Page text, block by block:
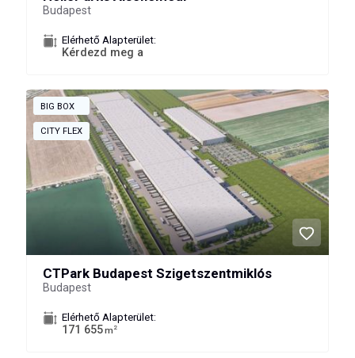
Budapest
Elérhető Alapterület:
Kérdezd meg a
BIG BOX
CITY FLEX
CTPark Budapest Szigetszentmiklós
Budapest
Elérhető Alapterület:
171 655m 2